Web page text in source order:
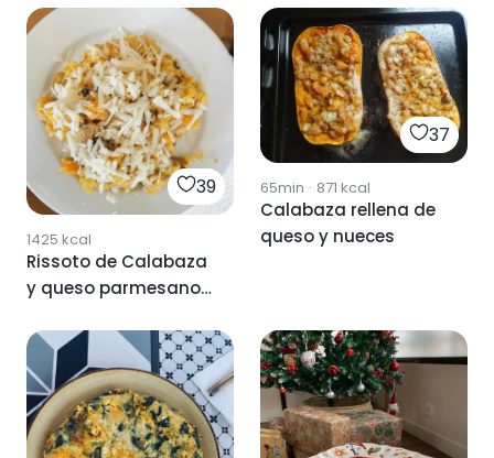
39
1425 kcal
Rissoto de Calabaza
y queso parmesano
37
65min · 871 kcal
Calabaza rellena de
queso y nueces